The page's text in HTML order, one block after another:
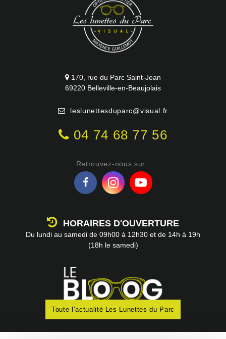
170, rue du Parc Saint-Jean
69220 Belleville-en-Beaujolais
leslunettesduparc@visual.fr
04 74 68 77 56
Retrouvez-nous sur :
HORAIRES D'OUVERTURE
Du lundi au samedi de 09h00 à 12h30 et de 14h à 19h
(18h le samedi)
Toute l’actualité Les Lunettes du Parc